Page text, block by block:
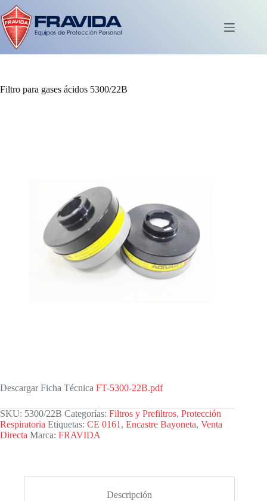
Saltar
al
contenido
Carro
compra
Filtro para gases ácidos 5300/22B
Descargar Ficha Técnica FT-5300-22B.pdf
SKU: 5300/22B Categorías: Filtros y Prefiltros, Protección
Respiratoria Etiquetas: CE 0161 , Encastre Bayoneta, Venta
Directa Marca: FRAVIDA
Descripción